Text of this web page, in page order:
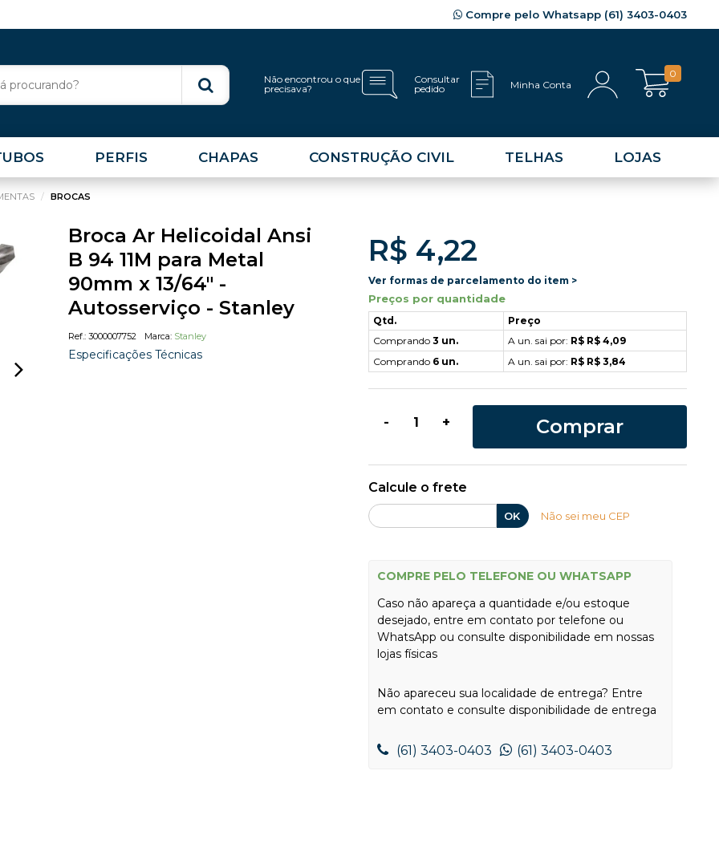
Compre pelo Whatsapp (61) 3403-0403
0
Minha Conta
Consultar
pedido
Não encontrou o que
precisava?
PERFIS CHAPAS CONSTRUÇÃO CIVIL TELHAS LOJAS
BROCAS
Broca Ar Helicoidal Ansi
B 94 11M para Metal
90mm x 13/64" -
Autosserviço - Stanley
3000007752 Stanley
Especificações Técnicas
R$ 4,22
Ver formas de parcelamento do item >
Preços por quantidade
Qtd.
Preço
Comprando 3 un. A un. sai por: R$ R$ 4,09
Comprando 6 un. A un. sai por: R$ R$ 3,84
- + Comprar
Calcule o frete
OK Não sei meu CEP
COMPRE PELO TELEFONE OU WHATSAPP
Caso não apareça a quantidade e/ou estoque
desejado, entre em contato por telefone ou
WhatsApp ou consulte disponibilidade em nossas
lojas físicas
Não apareceu sua localidade de entrega? Entre
em contato e consulte disponibilidade de entrega
(61) 3403-0403 (61) 3403-0403